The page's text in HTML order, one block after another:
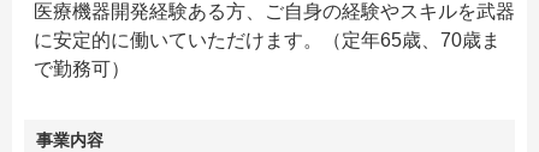
医療機器開発経験ある方、ご自身の経験やスキルを武器
に安定的に働いていただけます。（定年65歳、70歳ま
で勤務可）
事業内容